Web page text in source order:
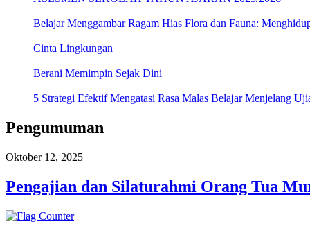
Belajar Menggambar Ragam Hias Flora dan Fauna:
Cinta Lingkungan
Berani Memimpin Sejak Dini
5 Strategi Efektif Mengatasi Rasa Malas Belajar Menjelang
Pengumuman
Oktober 12, 2025
Pengajian dan Silaturahmi Orang Tua